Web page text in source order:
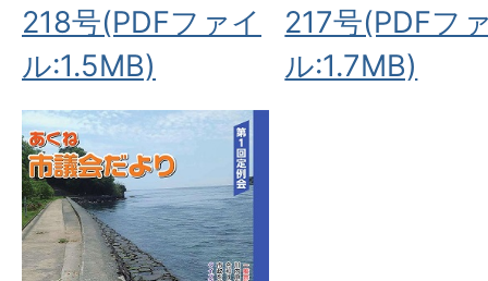
218号(PDFファイ
ル:1.5MB)
217号(PDFフ
ル:1.7MB)